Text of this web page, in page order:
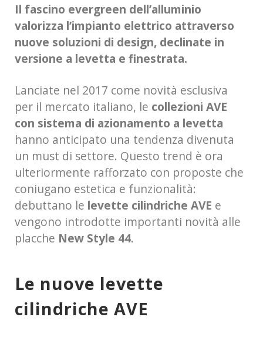
Il fascino evergreen dell’alluminio
valorizza l’impianto elettrico attraverso
nuove soluzioni di design, declinate in
versione a levetta e finestrata.
Lanciate nel 2017 come novità esclusiva
per il mercato italiano, le collezioni AVE
con sistema di azionamento a levetta
hanno anticipato una tendenza divenuta
un must di settore. Questo trend è ora
ulteriormente rafforzato con proposte che
coniugano estetica e funzionalità:
debuttano le levette cilindriche AVE e
vengono introdotte importanti novità alle
placche New Style 44.
Le nuove levette
cilindriche AVE